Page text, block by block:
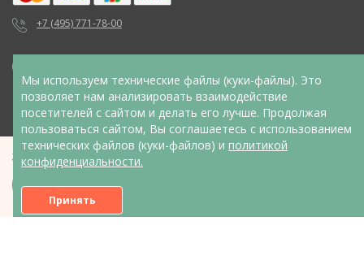
Записаться на прием
+7 (495) 771-78-00
Указанные на сайте цены не являются публичной офертой (ст.
435 ГК РФ, cт. 437 ГК РФ). Для уточнения стоимости услуг
обращайтесь в контакт-центр клиники по телефонам,
Мы используем технические файлы (куки-файлы). Это
позволяет нам анализировать взаимодействие
посетителей с сайтом и делать его лучше. Продолжая
пользоваться сайтом, Вы соглашаетесь с использованием
технических файлов (куки-файлов) и политикой
конфиденциальности.
Принять